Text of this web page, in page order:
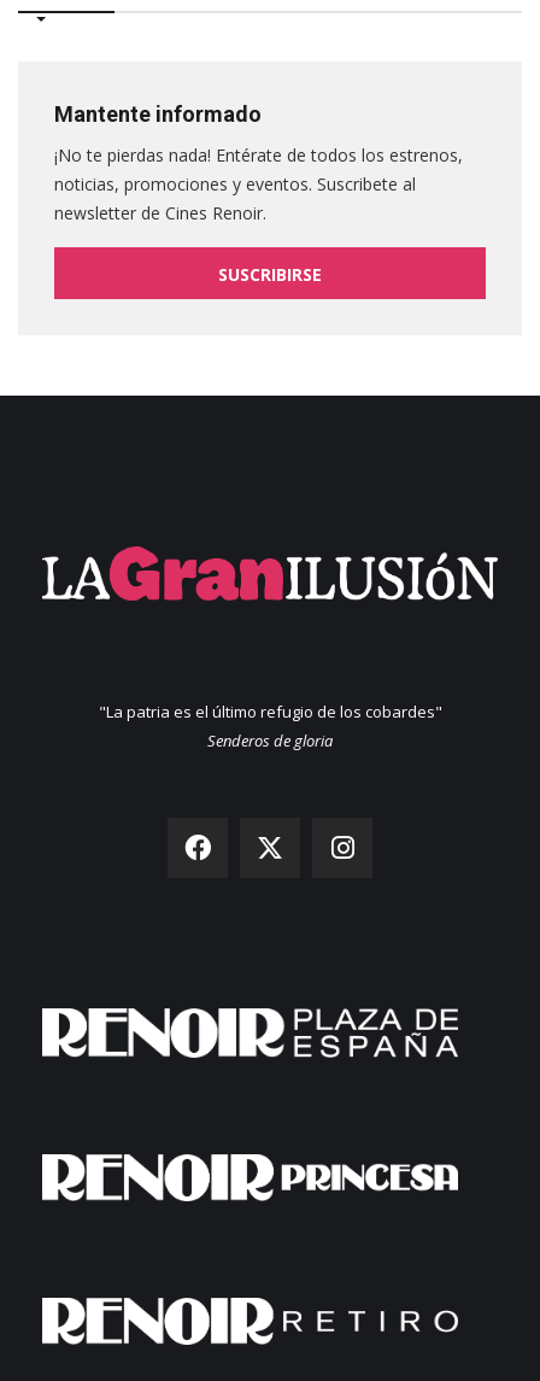
Mantente informado
¡No te pierdas nada! Entérate de todos los estrenos,
noticias, promociones y eventos. Suscribete al
newsletter de Cines Renoir.
SUSCRIBIRSE
"La patria es el último refugio de los cobardes"
Senderos de gloria